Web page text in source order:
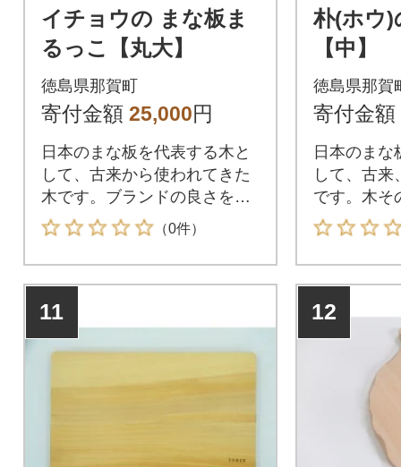
イチョウの まな板ま
るっこ【丸大】
徳島県那賀町
寄付金額 25,000円
日本のまな板を代表する木と
して、古来から使われてきた
木です。ブランドの良さを味
わってみてください。
（0件）
朴(ホウ)
【中】
徳島県那賀
寄付金額
日本のまな
して、古来
です。木そ
わってみて
11 12